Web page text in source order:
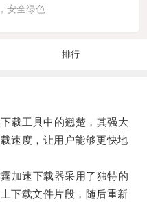
安全绿色
排行
工具中的翘楚，其强大
速度，让用户能够更快地
速下载器采用了独特的
下载文件片段，随后重新